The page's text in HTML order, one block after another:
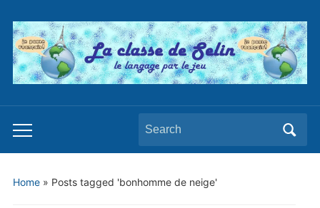
Toggle
mobile
Search
for:
Home» Posts tagged 'bonhomme de neige'